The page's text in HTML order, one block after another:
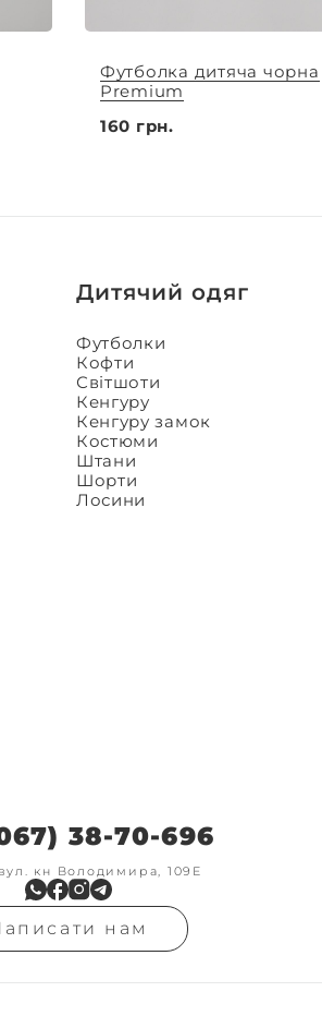
Футболка дитяча чорна
Premium
160 грн.
Дитячий одяг
Футболки
Кофти
Світшоти
Кенгуру
Кенгуру замок
Костюми
Штани
Шорти
Лосини
38-70-696
кн Володимира, 109Е
нам